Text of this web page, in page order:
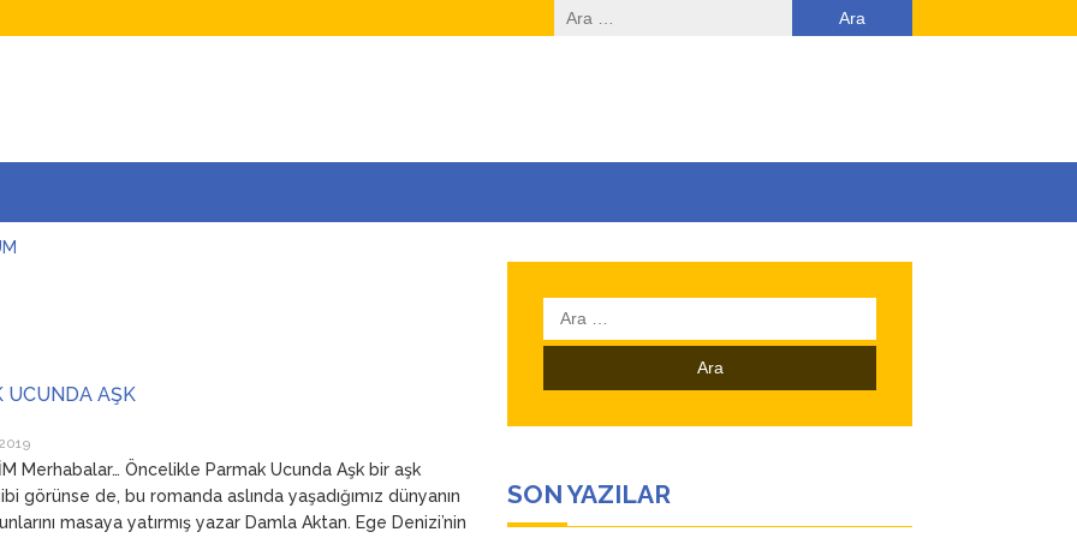
Arama:
UCUNDA AŞK
Merhabalar… Öncelikle Parmak Ucunda Aşk bir aşk
görünse de, bu romanda aslında yaşadığımız dünyanın
masaya yatırmış yazar Damla Aktan. Ege Denizi’nin
Arama:
SON YAZILAR